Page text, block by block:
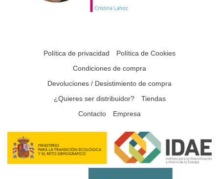
Política de privacidad
Política de Cookies
Condiciones de compra
Devoluciones / Desistimiento de compra
¿Quieres ser distribuidor?
Tiendas
Contacto
Empresa